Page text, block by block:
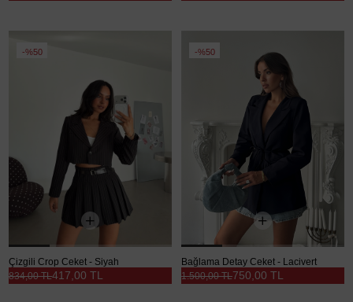
%50
Çizgili Crop Ceket - Siyah
417,00 TL
834,00 TL
%50
Bağlama Detay Ceket - Lacivert
750,00 TL
1.500,00 TL